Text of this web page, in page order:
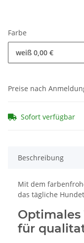
Farbe
weiß 0,00 €
Preise nach
Sofort verfügbar
Beschreibung
Mit dem
das tägliche
Optimales
für